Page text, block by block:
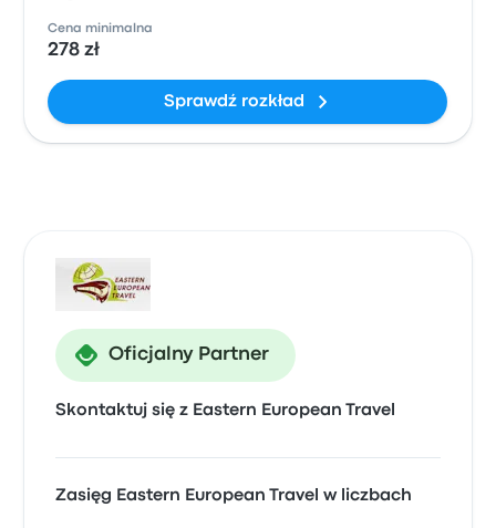
Cena minimalna
278 zł
Sprawdź rozkład
Oficjalny Partner
Skontaktuj się z Eastern European Travel
Zasięg Eastern European Travel w liczbach